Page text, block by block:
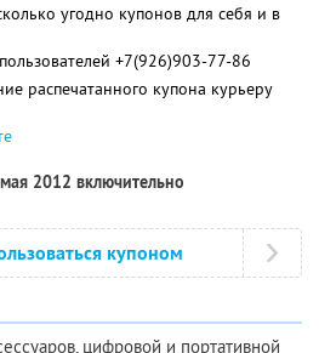
угодно купонов для себя и в
+7(926)903-77-86
распечатанного купона курьеру
2012 включительно
купоном
цифровой и портативной